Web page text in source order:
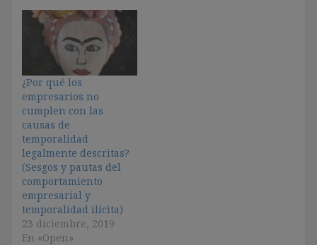
¿Por qué los
empresarios no
cumplen con las
causas de
temporalidad
legalmente descritas?
(Sesgos y pautas del
comportamiento
empresarial y
temporalidad ilícita)
23 diciembre, 2019
En «Open»